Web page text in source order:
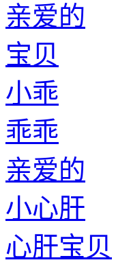
亲爱的
宝贝
小乖
乖乖
亲爱的
小心肝
心肝宝贝